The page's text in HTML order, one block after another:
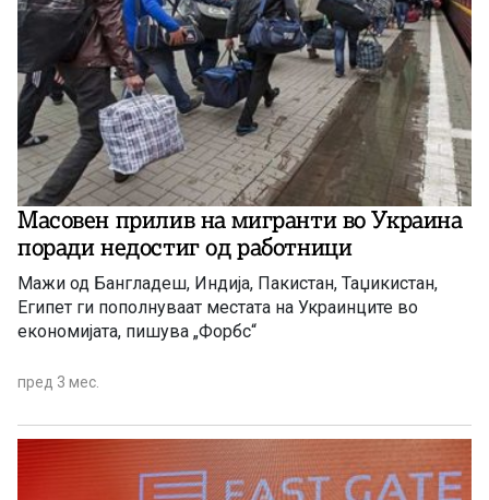
Масовен прилив на мигранти во Украина
поради недостиг од работници
Мажи од Бангладеш, Индија, Пакистан, Таџикистан,
Египет ги пополнуваат местата на Украинците во
економијата, пишува „Форбс“
пред 3 мес.